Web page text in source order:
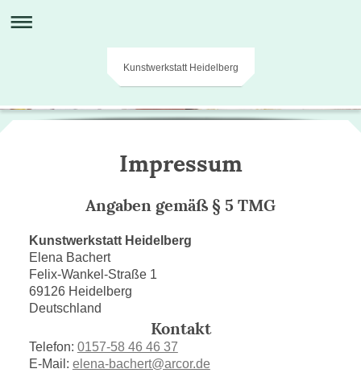
Kunstwerkstatt Heidelberg
Impressum
Angaben gemäß § 5 TMG
Kunstwerkstatt Heidelberg
Elena Bachert
Felix-Wankel-Straße 1
69126 Heidelberg
Deutschland
Kontakt
Telefon: 0157-58 46 46 37
E-Mail: elena-bachert@arcor.de